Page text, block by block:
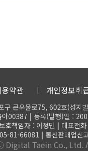
용약관 개인정보취
구 큰우물로75, 602호(성지
아00387 | 등록(발행)일 :
호책임자 : 이정민 | 대표
81-66081 | 통신판매업
Taein Co., Ltd.